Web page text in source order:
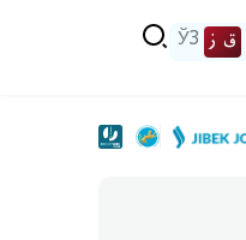
ق ز ЎЗ